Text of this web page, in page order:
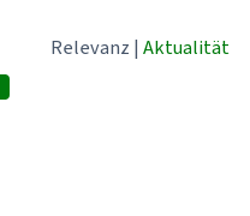
Relevanz | Aktualität